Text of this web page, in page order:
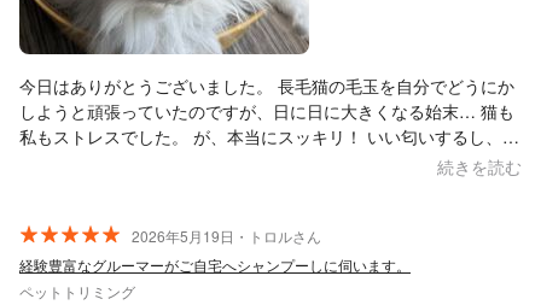
今日はありがとうございました。 長毛猫の毛玉を自分でどうにか
しようと頑張っていたのですが、日に日に大きくなる始末… 猫も
私もストレスでした。 が、本当にスッキリ！ いい匂いするし、毛
玉も無くなって猫も私も晴れ晴れしいです。 とても丁寧に説明し
続きを読む
2026年5月19日・トロルさん
経験豊富なグルーマーがご自宅へシャンプーしに伺います。
ペットトリミング